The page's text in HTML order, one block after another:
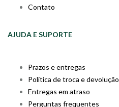
Contato
AJUDA E SUPORTE
Prazos e entregas
Política de troca e devolução
Entregas em atraso
Perguntas frequentes